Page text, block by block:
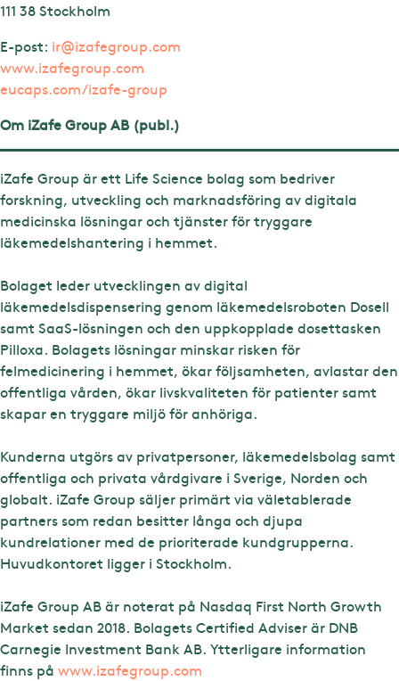
111 38 Stockholm
E-post: ir@izafegroup.com
www.izafegroup.com
eucaps.com/izafe-group
Om iZafe Group AB (publ.)
iZafe Group är ett Life Science bolag som bedriver
forskning, utveckling och marknadsföring av digitala
medicinska lösningar och tjänster för tryggare
läkemedelshantering i hemmet.
Bolaget leder utvecklingen av digital
läkemedelsdispensering genom läkemedelsroboten Dosell
samt SaaS-lösningen och den uppkopplade dosettasken
Pilloxa. Bolagets lösningar minskar risken för
felmedicinering i hemmet, ökar följsamheten, avlastar den
offentliga vården, ökar livskvaliteten för patienter samt
skapar en tryggare miljö för anhöriga.
Kunderna utgörs av privatpersoner, läkemedelsbolag samt
offentliga och privata vårdgivare i Sverige, Norden och
globalt. iZafe Group säljer primärt via väletablerade
partners som redan besitter långa och djupa
kundrelationer med de prioriterade kundgrupperna.
Huvudkontoret ligger i Stockholm.
iZafe Group AB är noterat på Nasdaq First North Growth
Market sedan 2018. Bolagets Certified Adviser är DNB
Carnegie Investment Bank AB. Ytterligare information
finns på www.izafegroup.com